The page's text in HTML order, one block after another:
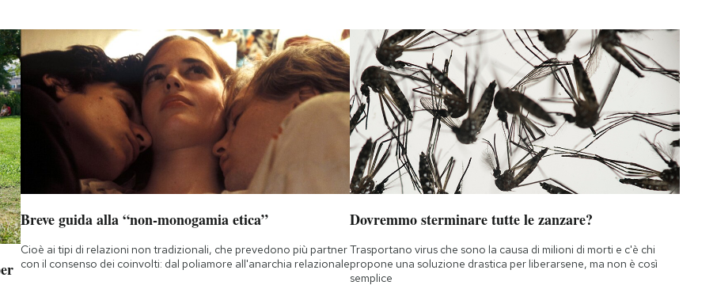
Breve guida alla “non-monogamia etica”
Cioè ai tipi di relazioni non tradizionali, che prevedono più partner
con il consenso dei coinvolti: dal poliamore all'anarchia relazionale
Dovremmo sterminare tutte le zanzare?
Trasportano virus che sono la causa di milioni di morti e c'è chi
propone una soluzione drastica per liberarsene, ma non è così
semplice